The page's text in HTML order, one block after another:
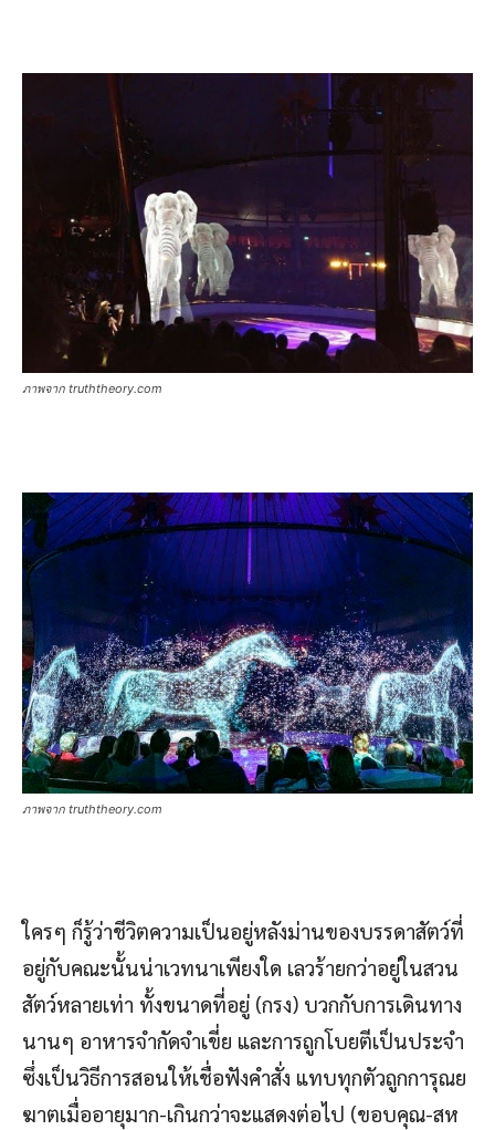
ภาพจาก truththeory.com
ภาพจาก truththeory.com
ใครๆ ก็รู้ว่าชีวิตความเป็นอยู่หลังม่านของบรรดาสัตว์ที่
อยู่กับคณะนั้นน่าเวทนาเพียงใด เลวร้ายกว่าอยู่ในสวน
สัตว์หลายเท่า ทั้งขนาดที่อยู่ (กรง) บวกกับการเดินทาง
นานๆ อาหารจำกัดจำเขี่ย และการถูกโบยตีเป็นประจำ
ซึ่งเป็นวิธีการสอนให้เชื่อฟังคำสั่ง แทบทุกตัวถูกการุณย
ฆาตเมื่ออายุมาก-เกินกว่าจะแสดงต่อไป (ขอบคุณ-สห